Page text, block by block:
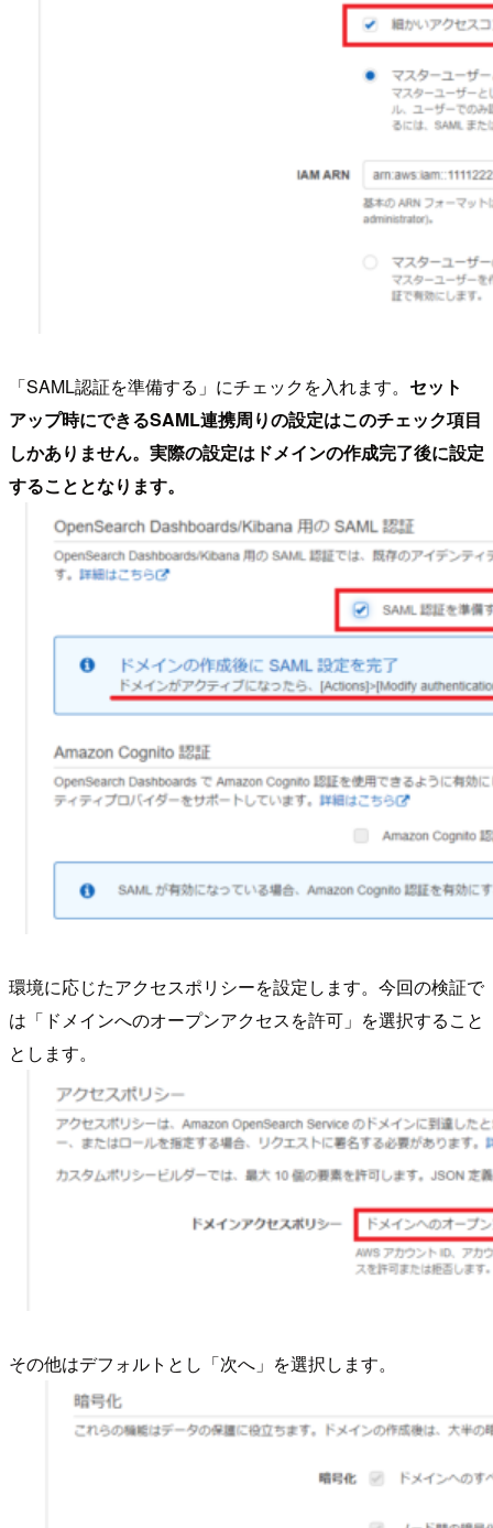
「SAML認証を準備する」にチェックを入れます。 セット
アップ時にできるSAML連携周りの設定はこのチェック項目
しかありません。実際の設定はドメインの作成完了後に設定
することとなります。
環境に応じたアクセスポリシーを設定します。今回の検証で
は「ドメインへのオープンアクセスを許可」を選択すること
とします。
その他はデフォルトとし「次へ」を選択します。